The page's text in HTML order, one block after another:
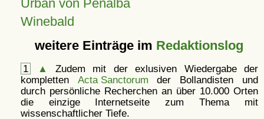
Urban von Peñalba
Winebald
weitere Einträge im Redaktionslog
1 ▲
Zudem mit der exlusiven Wiedergabe der
kompletten Acta Sanctorum der Bollandisten und
durch persönliche Recherchen an über 10.000 Orten
die einzige Internetseite zum Thema mit
wissenschaftlicher Tiefe.